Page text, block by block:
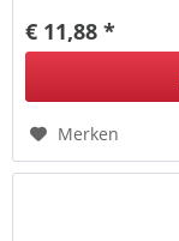
€ 11,88 *
Merken